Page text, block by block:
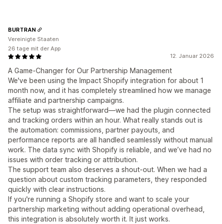
12. Januar 2026
A Game-Changer for Our Partnership Management
We've been using the Impact Shopify integration for about 1
month now, and it has completely streamlined how we manage
affiliate and partnership campaigns.
The setup was straightforward—we had the plugin connected
and tracking orders within an hour. What really stands out is
the automation: commissions, partner payouts, and
performance reports are all handled seamlessly without manual
work. The data sync with Shopify is reliable, and we’ve had no
issues with order tracking or attribution.
The support team also deserves a shout-out. When we had a
question about custom tracking parameters, they responded
quickly with clear instructions.
If you're running a Shopify store and want to scale your
partnership marketing without adding operational overhead,
this integration is absolutely worth it. It just works.
BURTRAN
Vereinigte Staaten
26 tage mit der App